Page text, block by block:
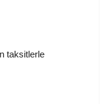
taksitlerle